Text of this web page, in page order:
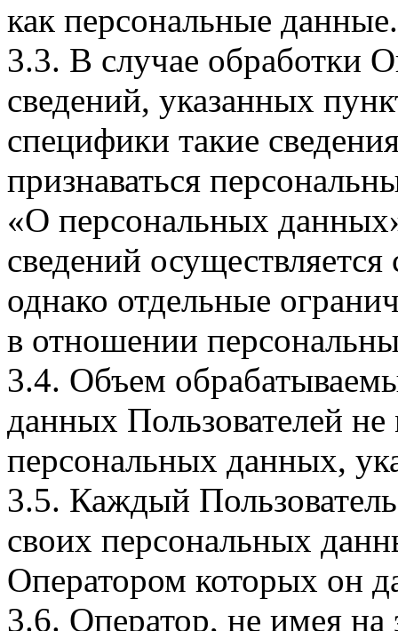
как персональные данные.
3.3. В случае обработки
сведений, указанных
специфики такие
признаваться
«О персональных
сведений
однако отдельные
в отношении
3.4. Объем
данных Пользователей
персональных данных,
3.5. Каждый
своих персональных
Оператором которых он
3.6. Оператор, не имея